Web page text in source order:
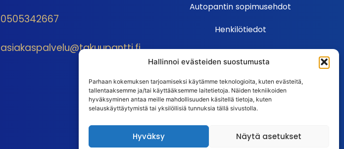
Hallinnoi evästeiden suostumusta
Parhaan kokemuksen tarjoamiseksi käytämme teknologioita, kuten evästeitä,
tallentaaksemme ja/tai käyttääksemme laitetietoja. Näiden tekniikoiden
hyväksyminen antaa meille mahdollisuuden käsitellä tietoja, kuten
selauskäyttäytymistä tai yksilöllisiä tunnuksia tällä sivustolla.
Hyväksy Näytä asetukset
0505342667
asiakaspalvelu@takuupantti.fi
Autopantin sopimusehdot
Henkilötiedot
Ehdot
Usein kysytyt kysymykset